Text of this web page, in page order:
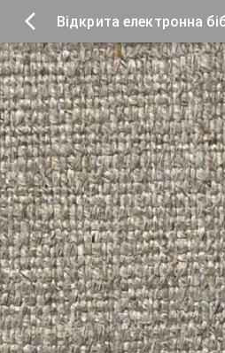
Відкрита електронна